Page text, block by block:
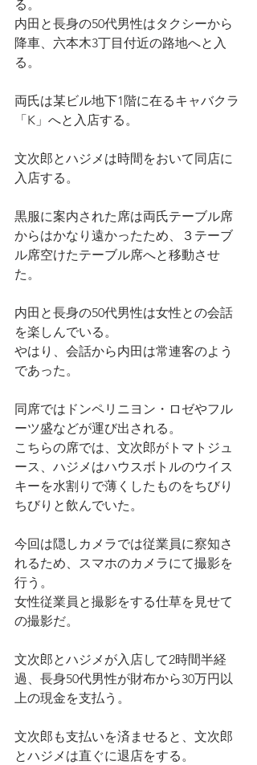
る。
内田と長身の50代男性はタクシーから
降車、六本木3丁目付近の路地へと入
る。
両氏は某ビル地下1階に在るキャバクラ
「K」へと入店する。
文次郎とハジメは時間をおいて同店に
入店する。
黒服に案内された席は両氏テーブル席
からはかなり遠かったため、３テーブ
ル席空けたテーブル席へと移動させ
た。
内田と長身の50代男性は女性との会話
を楽しんでいる。
やはり、会話から内田は常連客のよう
であった。
同席ではドンペリニヨン・ロゼやフル
ーツ盛などが運び出される。
こちらの席では、文次郎がトマトジュ
ース、ハジメはハウスボトルのウイス
キーを水割りで薄くしたものをちびり
ちびりと飲んでいた。
今回は隠しカメラでは従業員に察知さ
れるため、スマホのカメラにて撮影を
行う。
女性従業員と撮影をする仕草を見せて
の撮影だ。
文次郎とハジメが入店して2時間半経
過、長身50代男性が財布から30万円以
上の現金を支払う。
文次郎も支払いを済ませると、文次郎
とハジメは直ぐに退店をする。